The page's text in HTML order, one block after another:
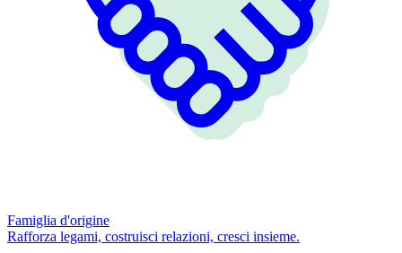
Famiglia d'origine
Rafforza legami, costruisci relazioni, cresci insieme.